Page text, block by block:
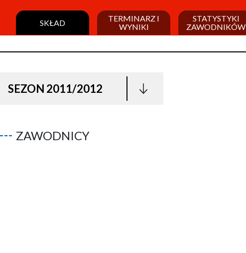
SKŁAD
TERMINARZ I
WYNIKI
STATYSTYKI
ZAWODNIKÓW
SEZON 2011/2012
ZAWODNICY